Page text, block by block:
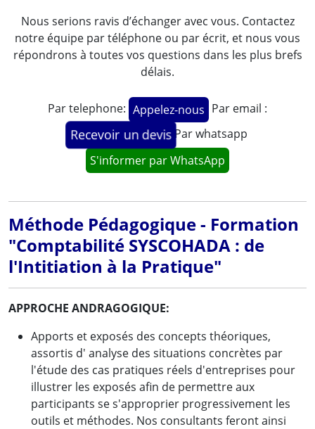
Nous serions ravis d’échanger avec vous. Contactez
notre équipe par téléphone ou par écrit, et nous vous
répondrons à toutes vos questions dans les plus brefs
délais.
Par telephone: Appelez-nous Par email :
Recevoir un devis Par whatsapp
S'informer par WhatsApp
Méthode Pédagogique - Formation
"Comptabilité SYSCOHADA : de
l'Intitiation à la Pratique"
APPROCHE ANDRAGOGIQUE:
Apports et exposés des concepts théoriques,
assortis d' analyse des situations concrètes par
l'étude des cas pratiques réels d'entreprises pour
illustrer les exposés afin de permettre aux
participants se s'approprier progressivement les
outils et méthodes. Nos consultants feront ainsi